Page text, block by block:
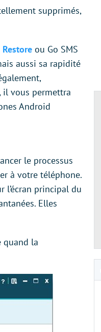
supprimés,
ou Go SMS
aussi sa rapidité
il vous permettra
Android
le processus
à votre téléphone.
l’écran principal du
Elles
quand la